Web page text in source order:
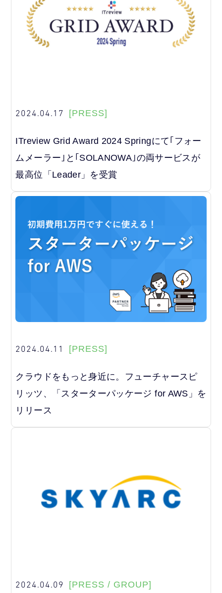
2024.04.17 [PRESS]
ITreview Grid Award 2024 Springにて｢フォー
ムメーラー｣と｢SOLANOWA｣の両サービスが
最高位「Leader」を受賞
2024.04.11 [PRESS]
クラウドをもっと身近に。フューチャースピ
リッツ、「スターターパッケージ for AWS」を
リリース
2024.04.09 [PRESS / GROUP]